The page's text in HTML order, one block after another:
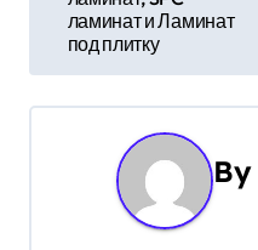
и
г
ламинат и Ламинат
под плитку
By